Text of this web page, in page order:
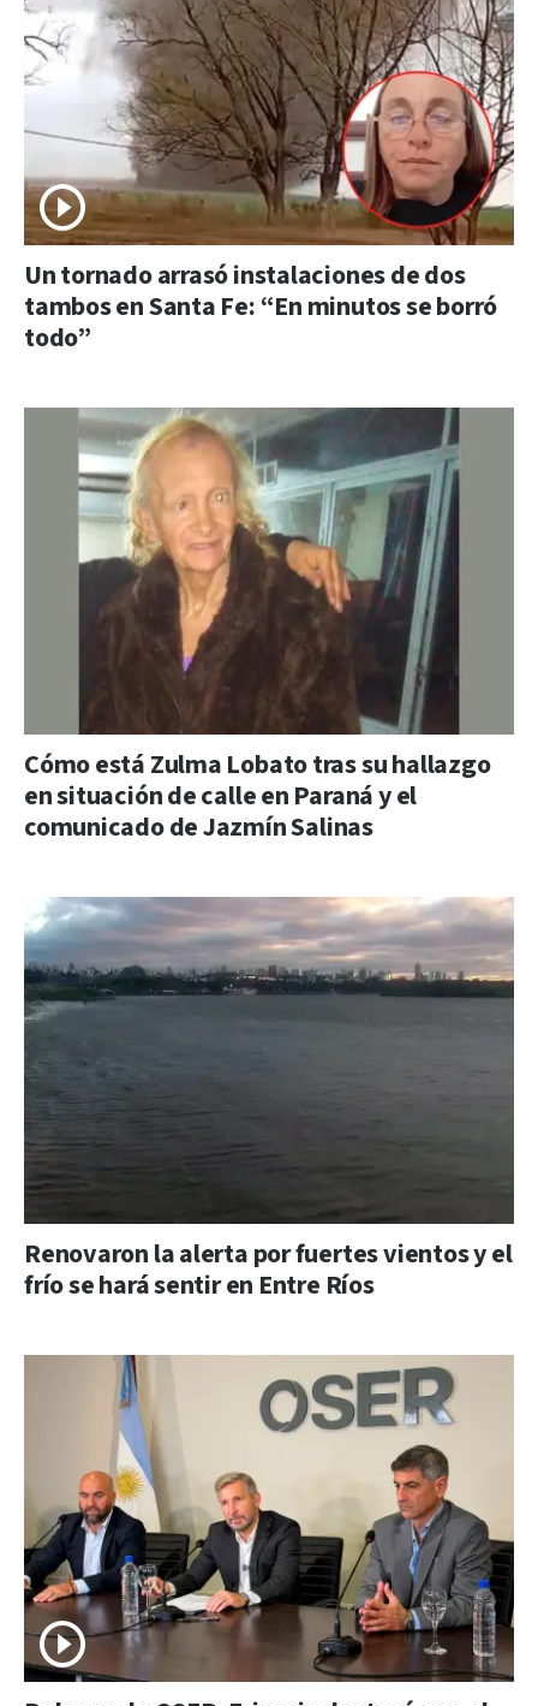
Un tornado arrasó instalaciones de dos
tambos en Santa Fe: “En minutos se borró
todo”
Cómo está Zulma Lobato tras su hallazgo
en situación de calle en Paraná y el
comunicado de Jazmín Salinas
Renovaron la alerta por fuertes vientos y el
frío se hará sentir en Entre Ríos